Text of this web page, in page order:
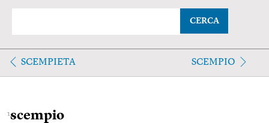
CERCA
SCEMPIETA SCEMPIO
1scempio